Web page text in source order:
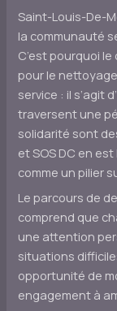
Saint-Louis-De-
la communauté
C’est pourquoi le
pour le
service : il s’agit
traversent une
solidarité sont
et SOS DC en
comme un pilier
Le parcours de
comprend que
une attention
situations
opportunité de
engagement à